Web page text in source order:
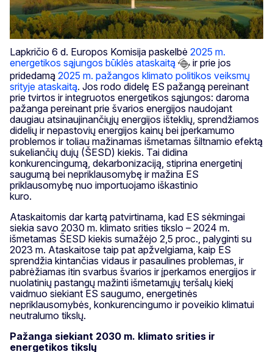
Lapkričio 6 d. Europos Komisija paskelbė 2025 m.
energetikos sąjungos būklės ataskaitą
ir prie jos
pridedamą 2025 m. pažangos klimato politikos veiksmų
srityje ataskaitą. Jos rodo didelę ES pažangą pereinant
prie tvirtos ir integruotos energetikos sąjungos: daroma
pažanga pereinant prie švarios energijos naudojant
daugiau atsinaujinančiųjų energijos išteklių, sprendžiamos
didelių ir nepastovių energijos kainų bei įperkamumo
problemos ir toliau mažinamas išmetamas šiltnamio efektą
sukeliančių dujų (ŠESD) kiekis. Tai didina
konkurencingumą, dekarbonizaciją, stiprina energetinį
saugumą bei nepriklausomybę ir mažina ES
priklausomybę nuo importuojamo iškastinio
Ataskaitomis dar kartą patvirtinama, kad ES sėkmingai
siekia savo 2030 m. klimato srities tikslo – 2024 m.
išmetamas ŠESD kiekis sumažėjo 2,5 proc., palyginti su
2023 m. Ataskaitose taip pat apžvelgiama, kaip ES
sprendžia kintančias vidaus ir pasaulines problemas, ir
pabrėžiamas itin svarbus švarios ir įperkamos energijos ir
nuolatinių pastangų mažinti išmetamųjų teršalų kiekį
vaidmuo siekiant ES saugumo, energetinės
nepriklausomybės, konkurencingumo ir poveikio klimatui
neutralumo tikslų.
Pažanga siekiant 2030 m. klimato srities ir
energetikos tikslų